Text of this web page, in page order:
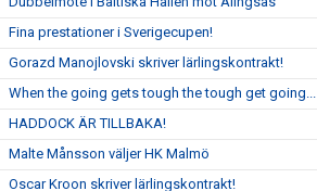
Fina prestationer i Sverigecupen!
Gorazd Manojlovski skriver lärlingskontrakt!
When the going gets tough the tough get going...
HADDOCK ÄR TILLBAKA!
Malte Månsson väljer HK Malmö
Oscar Kroon skriver lärlingskontrakt!